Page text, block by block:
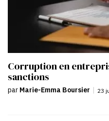
Corruption en
sanctions
par Marie-Emma Boursier | 23